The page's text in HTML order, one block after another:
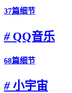
37篇细节
#QQ音乐
68篇细节
#小宇宙